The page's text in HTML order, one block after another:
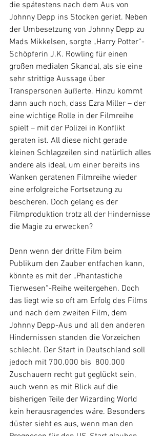
die spätestens nach dem Aus von
Johnny Depp ins Stocken geriet. Neben
der Umbesetzung von Johnny Depp zu
Mads Mikkelsen, sorgte „Harry Potter“-
Schöpferin J.K. Rowling für einen
großen medialen Skandal, als sie eine
sehr strittige Aussage über
Transpersonen äußerte. Hinzu kommt
dann auch noch, dass Ezra Miller – der
eine wichtige Rolle in der Filmreihe
spielt – mit der Polizei in Konflikt
geraten ist. All diese nicht gerade
kleinen Schlagzeilen sind natürlich alles
andere als ideal, um einer bereits ins
Wanken geratenen Filmreihe wieder
eine erfolgreiche Fortsetzung zu
bescheren. Doch gelang es der
Filmproduktion trotz all der Hindernisse
die Magie zu erwecken?
Denn wenn der dritte Film beim
Publikum den Zauber entfachen kann,
könnte es mit der „Phantastiche
Tierwesen“-Reihe weitergehen. Doch
das liegt wie so oft am Erfolg des Films
und nach dem zweiten Film, dem
Johnny Depp-Aus und all den anderen
Hindernissen standen die Vorzeichen
schlecht. Der Start in Deutschland soll
jedoch mit 700.000 bis  800.000
Zuschauern recht gut geglückt sein,
auch wenn es mit Blick auf die
bisherigen Teile der Wizarding World
kein herausragendes wäre. Besonders
düster sieht es aus, wenn man den